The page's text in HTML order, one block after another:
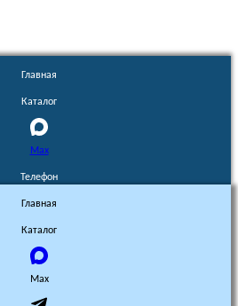
Главная
Каталог
Max
Телефон
Главная
Каталог
Max